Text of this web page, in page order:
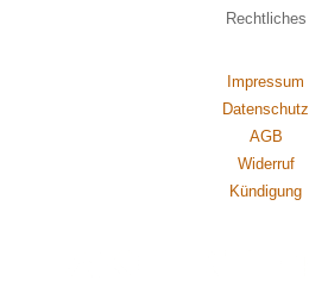
Rechtliches
Impressum
Datenschutz
AGB
Widerruf
Kündigung